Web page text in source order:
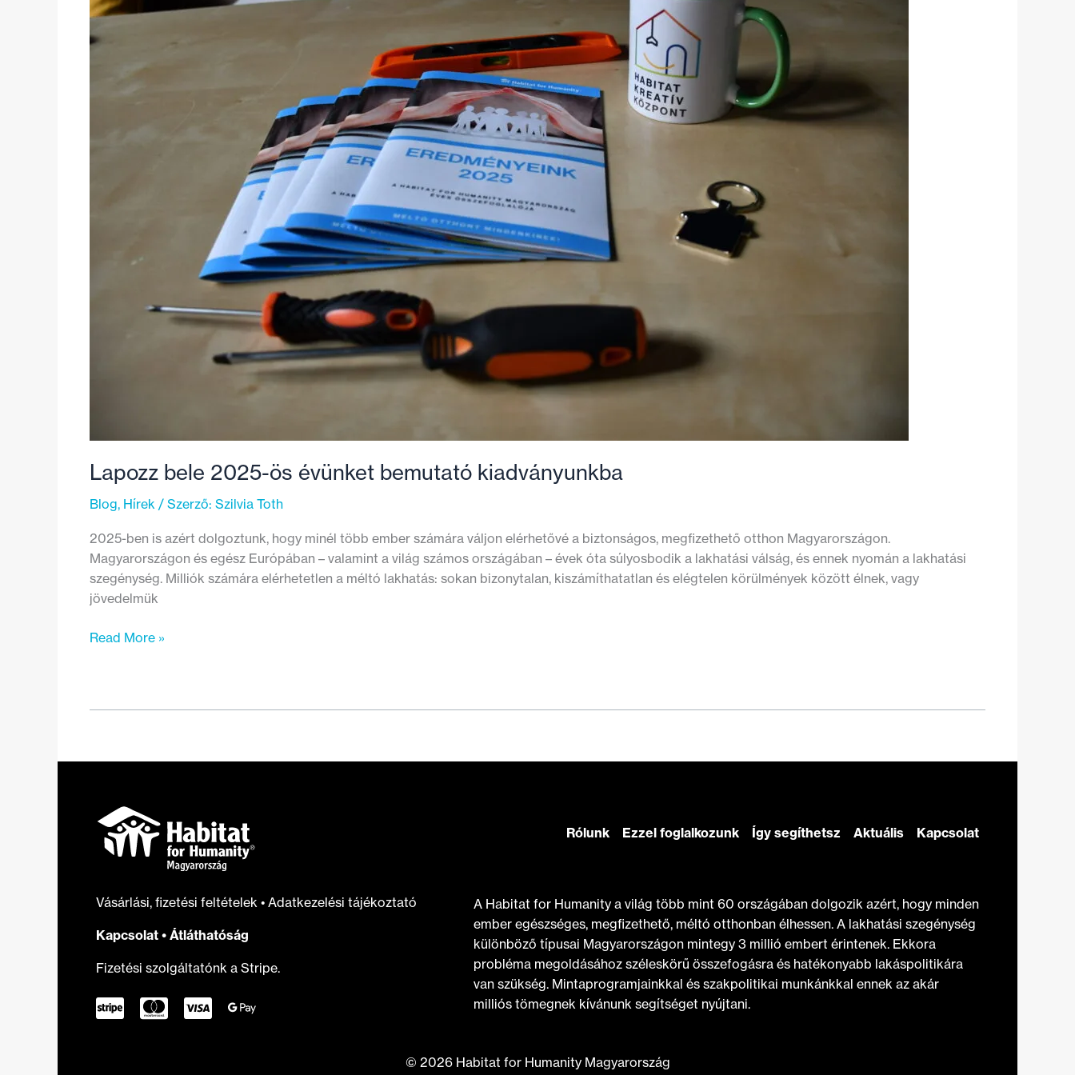
Lapozz bele 2025-ös évünket bemutató kiadványunkba
Blog, Hírek / Szerző: Szilvia Toth
2025-ben is azért dolgoztunk, hogy minél több ember számára váljon elérhetővé a biztonságos, megfizethető otthon Magyarországon.
Magyarországon és egész Európában – valamint a világ számos országában – évek óta súlyosbodik a lakhatási válság, és ennek nyomán a lakhatási
szegénység. Milliók számára elérhetetlen a méltó lakhatás: sokan bizonytalan, kiszámíthatatlan és elégtelen körülmények között élnek, vagy
jövedelmük
Lapozz
Read More »
Vásárlási, fizetési feltételek • Adatkezelési tájékoztató
Kapcsolat • Átláthatóság
Fizetési szolgáltatónk a Stripe.
Rólunk Ezzel foglalkozunk Így segíthetsz Aktuális Kapcsolat
A Habitat for Humanity a világ több mint 60 országában dolgozik azért, hogy minden
ember egészséges, megfizethető, méltó otthonban élhessen. A lakhatási szegénység
különböző típusai Magyarországon mintegy 3 millió embert érintenek. Ekkora
probléma megoldásához széleskörű összefogásra és hatékonyabb lakáspolitikára
van szükség. Mintaprogramjainkkal és szakpolitikai munkánkkal ennek az akár
milliós tömegnek kívánunk segítséget nyújtani.
© 2026 Habitat for Humanity Magyarország